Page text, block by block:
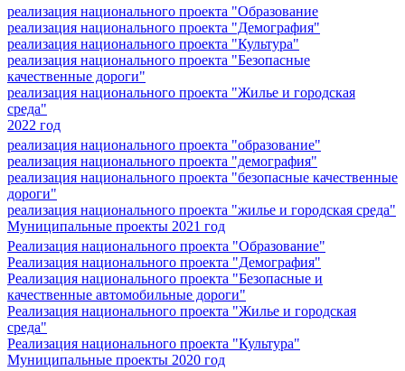
реализация национального проекта "Образование
реализация национального проекта "Демография"
реализация национального проекта "Культура"
реализация национального проекта "Безопасные
качественные дороги"
реализация национального проекта "Жилье и городская
среда"
2022 год
реализация национального проекта "образование"
реализация национального проекта "демография"
реализация национального проекта "безопасные качественные
дороги"
реализация национального проекта "жилье и городская среда"
Муниципальные проекты 2021 год
Реализация национального проекта "Образование"
Реализация национального проекта "Демография"
Реализация национального проекта "Безопасные и
качественные автомобильные дороги"
Реализация национального проекта "Жилье и городская
среда"
Реализация национального проекта "Культура"
Муниципальные проекты 2020 год